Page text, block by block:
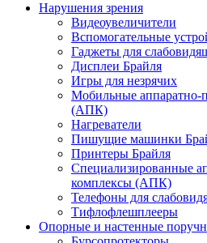
Нарушения зрения
Видеоувеличители
Вспомогательные
Гаджеты для
Дисплеи Брайля
Игры для незрячих
Мобильные аппаратно-
(АПК)
Нагреватели
Пишущие машинки
Принтеры Брайля
Специализированные
комплексы (АПК)
Телефоны для
Тифлофлешплееры
Опорные и настенные